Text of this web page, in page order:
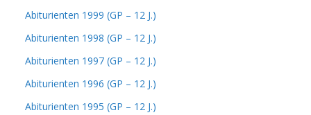
Abiturienten 1999 (GP – 12 J.)
Abiturienten 1998 (GP – 12 J.)
Abiturienten 1997 (GP – 12 J.)
Abiturienten 1996 (GP – 12 J.)
Abiturienten 1995 (GP – 12 J.)